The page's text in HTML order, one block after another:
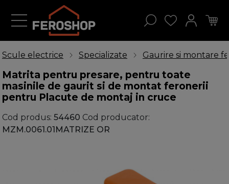
Scule electrice Specializate Gaurire si montare
Matrita pentru presare, pentru toate
masinile de gaurit si de montat feronerii
pentru Placute de montaj in cruce
Cod produs: 54460 Cod producator:
MZM.0061.01MATRIZE OR